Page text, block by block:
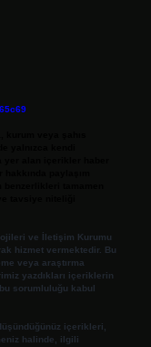
ve İletişim Kurumu
hizmet vermektedir. Bu
veya araştırma
yazdıkları içeriklerin
sorumluluğu kabul
içerikleri,
halinde, ilgili